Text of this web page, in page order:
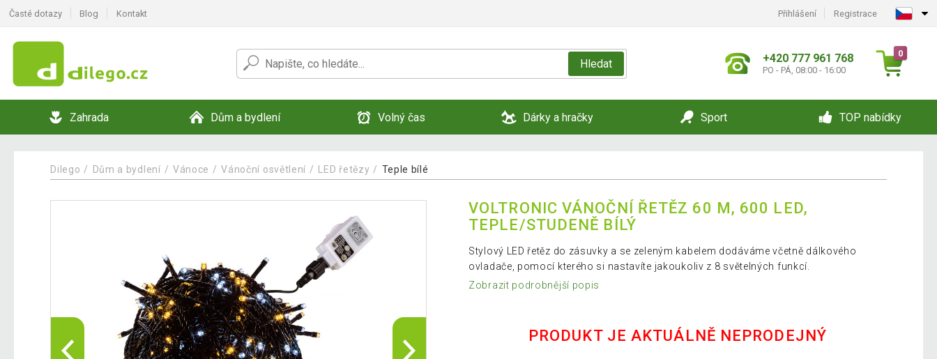
Časté dotazy Blog Kontakt Přihlášení Registrace
Hledat +420 777 961 768
PO - PÁ, 08:00 - 16:00
0
Zahrada Dům a bydlení Volný čas Dárky a hračky Sport TOP nabídky
Dilego Dům a bydlení Vánoce Vánoční osvětlení LED řetězy Teple bílé
VOLTRONIC VÁNOČNÍ ŘETĚZ 60 M, 600 LED,
TEPLE/STUDENĚ BÍLÝ
Stylový LED řetěz do zásuvky a se zeleným kabelem dodáváme včetně dálkového
ovladače, pomocí kterého si nastavíte jakoukoliv z 8 světelných funkcí.
Zobrazit podrobnější popis
PRODUKT JE AKTUÁLNĚ NEPRODEJNÝ